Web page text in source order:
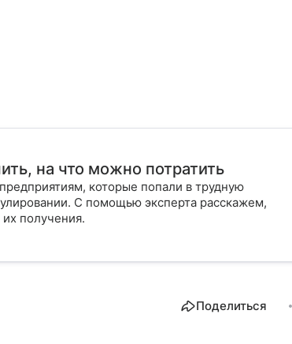
на что можно потратить
которые попали в трудную
С помощью эксперта расскажем,
получения.
Поделиться